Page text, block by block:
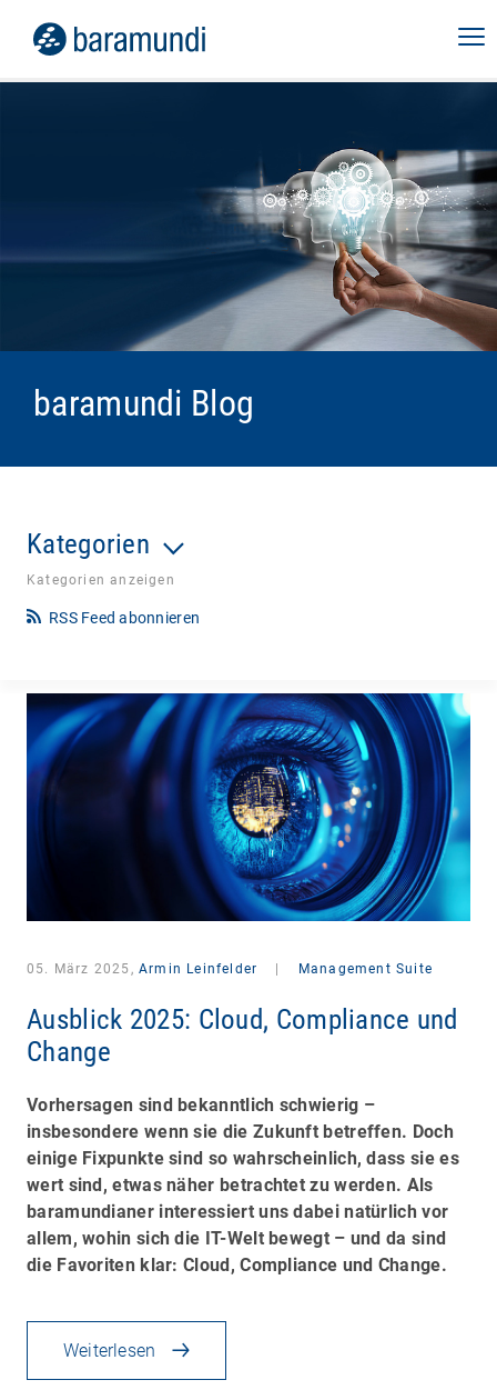
baramundi Blog
Kategorien
Kategorien anzeigen
RSS Feed abonnieren
05. März 2025, Armin Leinfelder Management Suite
Ausblick 2025: Cloud, Compliance und
Change
Vorhersagen sind bekanntlich schwierig –
insbesondere wenn sie die Zukunft betreffen. Doch
einige Fixpunkte sind so wahrscheinlich, dass sie es
wert sind, etwas näher betrachtet zu werden. Als
baramundianer interessiert uns dabei natürlich vor
allem, wohin sich die IT-Welt bewegt – und da sind
die Favoriten klar: Cloud, Compliance und Change.
Weiterlesen